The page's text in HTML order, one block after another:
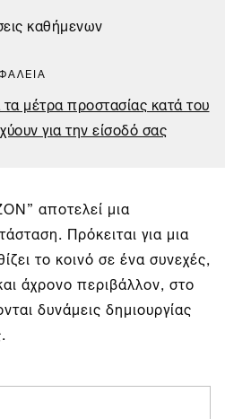
καθήμενων
μέτρα προστασίας κατά του
για την είσοδό σας
αποτελεί μια
Πρόκειται για μια
το κοινό σε ένα συνεχές,
άχρονο περιβάλλον, στο
δυνάμεις δημιουργίας